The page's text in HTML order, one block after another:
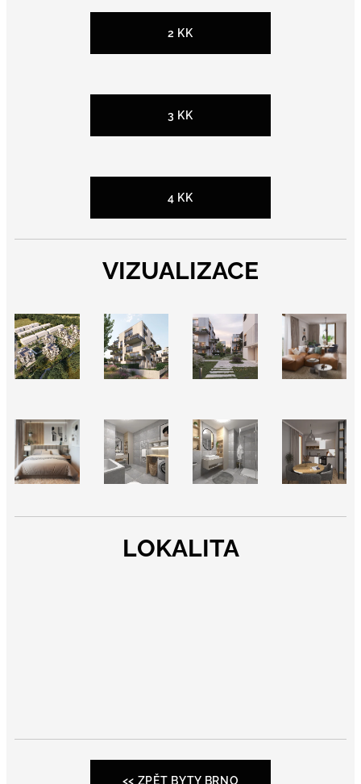
2 KK
3 KK
4 KK
VIZUALIZACE
LOKALITA
<< ZPĚT BYTY BRNO